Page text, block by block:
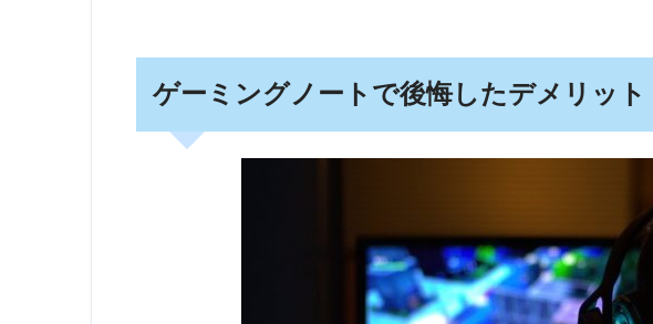
ゲーミングノートで後悔したデメリット